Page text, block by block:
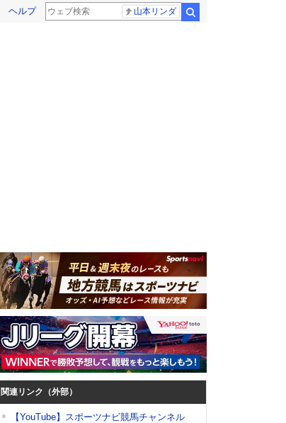
ヘルプ 山本リンダ
関連リンク（外部）
【YouTube】スポーツナビ競馬チャンネル